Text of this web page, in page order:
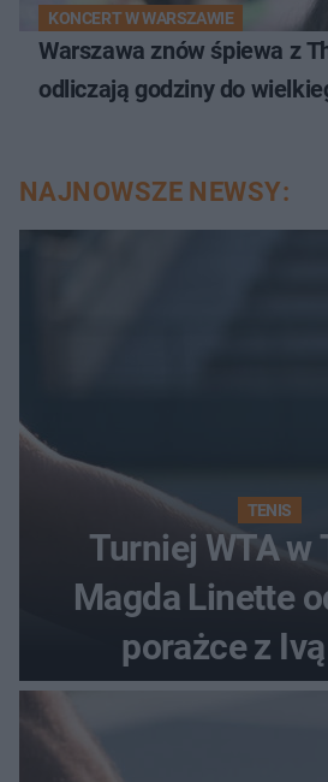
KONCERT W WARSZAWIE
Warszawa znów śpiewa z
odliczają godziny do
NAJNOWSZE NEWSY:
TENIS
Turniej WTA w
Magda Linette
porażce z